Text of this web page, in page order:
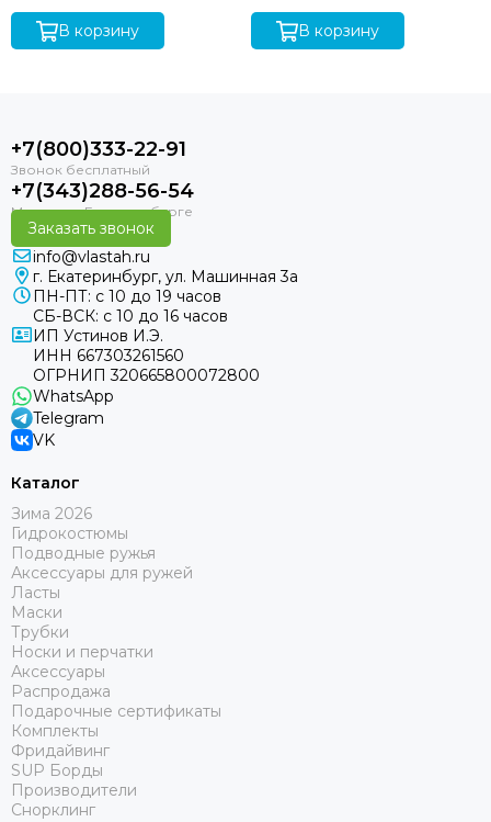
В корзину В корзину
+7(800)333-22-91
+7(343)288-56-54
Заказать звонок
info@vlastah.ru
г. Екатеринбург, ул. Машинная 3а
ПН-ПТ: с 10 до 19 часов
СБ-ВСК: с 10 до 16 часов
ИП Устинов И.Э.
ИНН 667303261560
ОГРНИП 320665800072800
WhatsApp
Telegram
VK
Каталог
Зима 2026
Гидрокостюмы
Подводные ружья
Аксессуары для ружей
Ласты
Маски
Трубки
Носки и перчатки
Аксессуары
Распродажа
Подарочные сертификаты
Комплекты
Фридайвинг
SUP Борды
Производители
Снорклинг